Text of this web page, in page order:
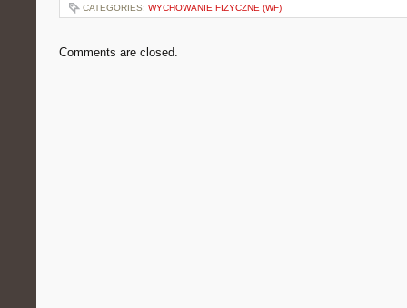
CATEGORIES: WYCHOWANIE FIZYCZNE (WF)
Comments are closed.